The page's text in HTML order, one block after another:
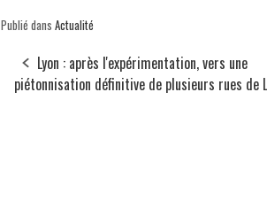
Publié dans Actualité
Lyon : après l'expérimentation, vers une
piétonnisation définitive de plusieurs rues de